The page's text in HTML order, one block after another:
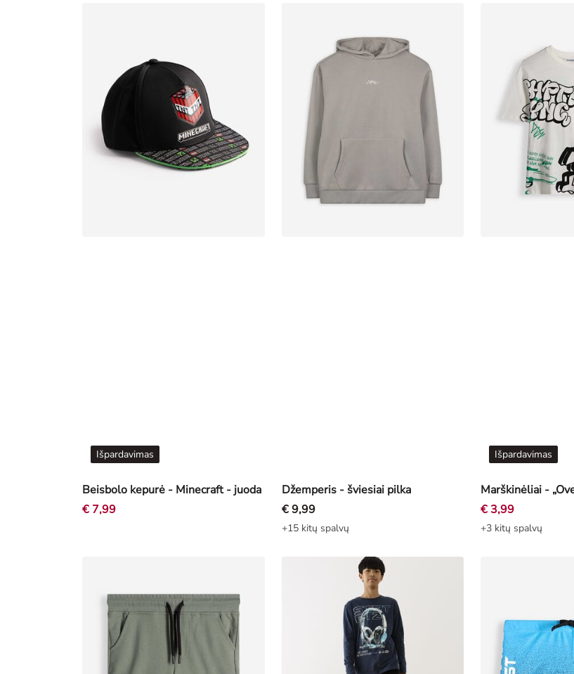
Beisbolo kepurė - Minecraft - juoda
Išpardavimas
€ 7,99
Džemperis - šviesiai pilka
€ 9,99
+15 kitų spalvų
Išpardavimas
€ 3,99
+3 kitų spalvų